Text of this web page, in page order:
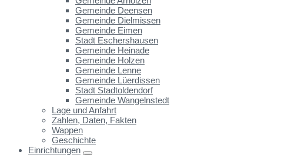
Gemeinde Deensen
Gemeinde Dielmissen
Gemeinde Eimen
Stadt Eschershausen
Gemeinde Heinade
Gemeinde Holzen
Gemeinde Lenne
Gemeinde Lüerdissen
Stadt Stadtoldendorf
Gemeinde Wangelnstedt
Lage und Anfahrt
Zahlen, Daten, Fakten
Wappen
Geschichte
Einrichtungen